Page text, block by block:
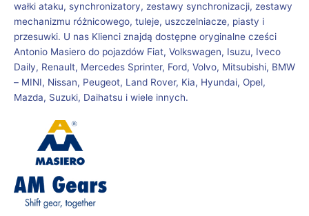
wałki ataku, synchronizatory, zestawy synchronizacji, zestawy
mechanizmu różnicowego, tuleje, uszczelniacze, piasty i
przesuwki. U nas Klienci znajdą dostępne oryginalne cześci
Antonio Masiero do pojazdów Fiat, Volkswagen, Isuzu, Iveco
Daily, Renault, Mercedes Sprinter, Ford, Volvo, Mitsubishi, BMW
– MINI, Nissan, Peugeot, Land Rover, Kia, Hyundai, Opel,
Mazda, Suzuki, Daihatsu i wiele innych.